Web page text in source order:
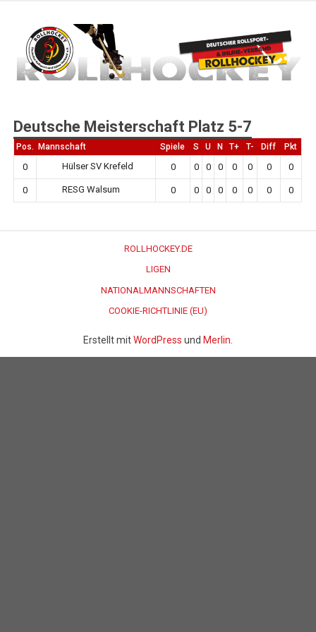
springen
Deutsche Meisterschaft Platz 5-7
Pos. Mannschaft Spiele S U N T+ T- Diff Pkt
0 Hülser SV Krefeld 0 0 0 0 0 0 0 0
0 RESG Walsum 0 0 0 0 0 0 0 0
ROLLHOCKEY.DE
LIGEN
NATIONALMANNSCHAFTEN
COOKIE-RICHTLINIE (EU)
Erstellt mitWordPress und Merlin.